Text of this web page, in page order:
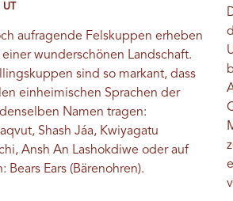
UT
aufragende Felskuppen erheben
einer wunderschönen Landschaft.
sind so markant, dass
einheimischen Sprachen der
Namen tragen:
Shash Jáa, Kwiyagatu
Ansh An Lashokdiwe oder auf
Bears Ears (Bärenohren).